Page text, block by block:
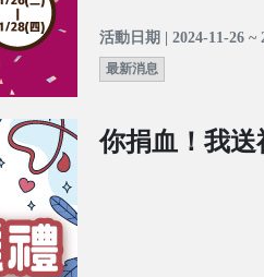
活動日期 | 2024-11-26 ~
最新消息
你捐血！我送